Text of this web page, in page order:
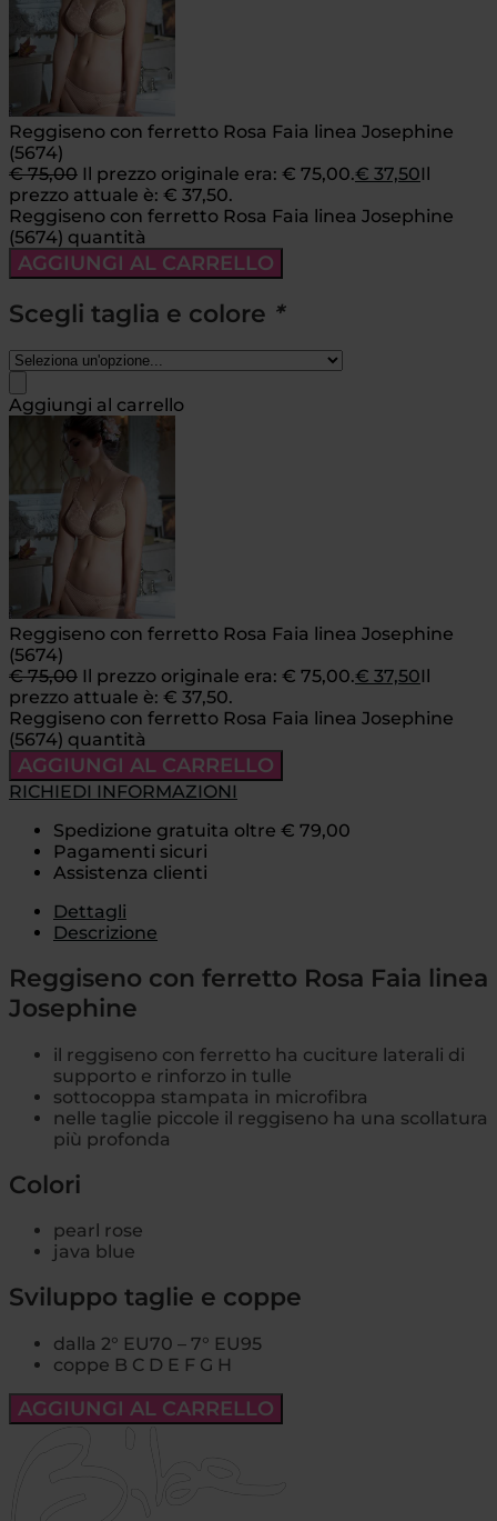
Reggiseno con ferretto Rosa Faia linea Josephine
(5674)
€75,00 Il prezzo originale era: € 75,00.€ 37,50Il
prezzo attuale è: € 37,50.
Reggiseno con ferretto Rosa Faia linea Josephine
(5674) quantità
AGGIUNGI AL CARRELLO
Scegli taglia e colore *
Aggiungi al carrello
Reggiseno con ferretto Rosa Faia linea Josephine
(5674)
€75,00 Il prezzo originale era: € 75,00.€ 37,50Il
prezzo attuale è: € 37,50.
Reggiseno con ferretto Rosa Faia linea Josephine
(5674) quantità
AGGIUNGI AL CARRELLO
RICHIEDI INFORMAZIONI
Spedizione gratuita oltre € 79,00
Pagamenti sicuri
Assistenza clienti
Dettagli
Descrizione
Reggiseno con ferretto Rosa Faia linea
Josephine
il reggiseno con ferretto ha cuciture laterali di
supporto e rinforzo in tulle
sottocoppa stampata in microfibra
nelle taglie piccole il reggiseno ha una scollatura
più profonda
Colori
pearl rose
java blue
Sviluppo taglie e coppe
dalla 2° EU70 – 7° EU95
coppe B C D E F G H
AGGIUNGI AL CARRELLO